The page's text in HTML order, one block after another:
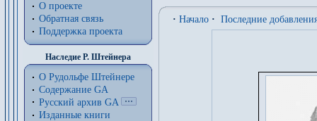
О проекте
Обратная связь
Поддержка проекта
Наследие Р. Штейнера
О Рудольфе Штейнере
Содержание GA
Русский архив GA
Изданные книги
· Начало · Последние